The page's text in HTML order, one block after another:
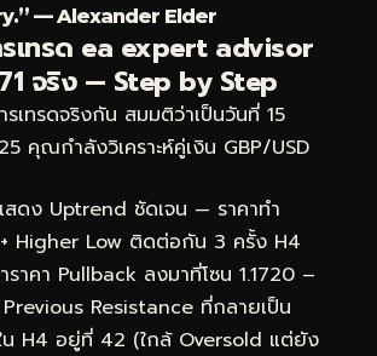
— Alexander Elder
เทรด ea expert advisor
จริง — Step by Step
เทรดจริงกัน สมมติว่าเป็นวันที่ 15
คุณกำลังวิเคราะห์คู่เงิน GBP/USD
ดง Uptrend ชัดเจน — ราคาทำ
Higher Low ติดต่อกัน 3 ครั้ง H4
าคา Pullback ลงมาที่โซน 1.1720 –
Previous Resistance ที่กลายเป็น
น H4 อยู่ที่ 42 (ใกล้ Oversold แต่ยัง